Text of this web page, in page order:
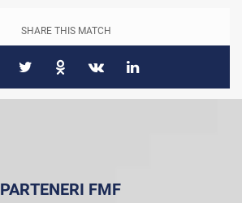
SHARE THIS MATCH
PARTENERI FMF